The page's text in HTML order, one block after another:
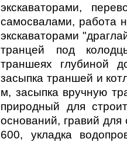
экскаваторами,
самосвалами, работа
экскаваторами
транцей под
траншеях глубиной
засыпка траншей и
м, засыпка вручную
природный для
оснований, гравий для
600, укладка